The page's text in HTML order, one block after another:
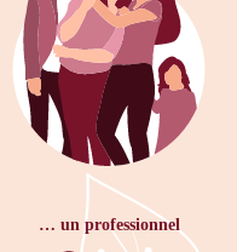
… un professionnel